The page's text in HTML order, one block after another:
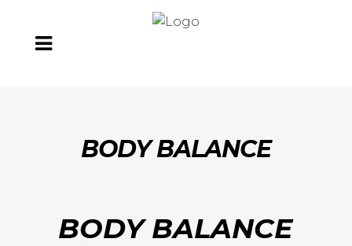
BODY BALANCE
BODY BALANCE